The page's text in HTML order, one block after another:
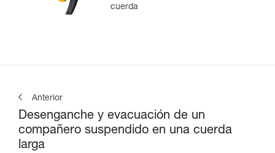
cuerda
Anterior
Desenganche y evacuación de un
compañero suspendido en una cuerda
larga